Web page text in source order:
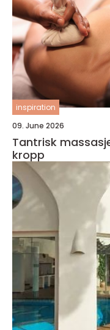
inspiration
09. June 2026
Tantrisk
kropp